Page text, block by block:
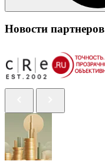
Новости партнеров